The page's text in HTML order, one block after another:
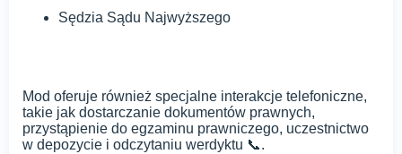
Sędzia Sądu Najwyższego
Mod oferuje również specjalne interakcje telefoniczne,
takie jak dostarczanie dokumentów prawnych,
przystąpienie do egzaminu prawniczego, uczestnictwo
w depozycie i odczytaniu werdyktu 📞.